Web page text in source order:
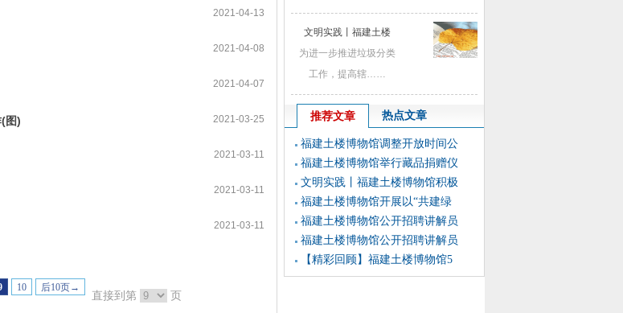
2021-04-13
2021-04-08
2021-04-07
图) 2021-03-25
2021-03-11
2021-03-11
2021-03-11
10 后10页→
直接到第 页
文明实践丨福建土楼
为进一步推进垃圾分类
工作，提高辖……
推荐文章 热点文章
福建土楼博物馆调整开放时间公
福建土楼博物馆举行藏品捐赠仪
文明实践丨福建土楼博物馆积极
福建土楼博物馆开展以“共建绿
福建土楼博物馆公开招聘讲解员
福建土楼博物馆公开招聘讲解员
【精彩回顾】福建土楼博物馆5